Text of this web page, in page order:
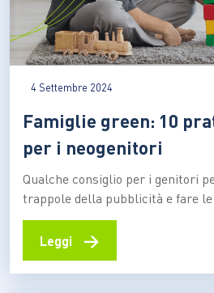
4 Settembre 2024
Famiglie green: 10
per i neogenitori
Qualche consiglio per i genitori
trappole della pubblicità e fare
propri bambini, la loro salute,
sfide per chi diventa genitore
delle istruzioni e può…
Leggi →